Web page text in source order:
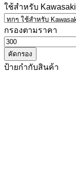
ใช้สำหรับ Kawasaki
กรองตามราคา
ราคา
ต่ำ
สุด
คัดกรอง
ป้ายกำกับสินค้า